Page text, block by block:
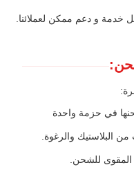
خدمة و دعم ممكن لعملائنا.
في حزمة واحدة
البلاستيك والرغوة.
للشحن.